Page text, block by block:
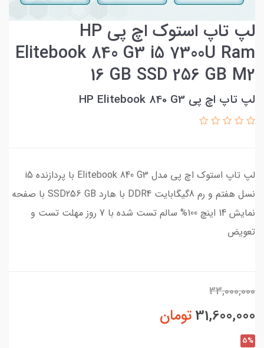
لپ تاپ استوک اچ پی HP
Elitebook 840 G3 i5 7300U Ram
16 GB SSD 256 GB M2
لپ تاپ اچ پی HP Elitebook 840 G3
لپ تاپ استوک اچ پی مدل Elitebook 840 G3 با پردازنده i5
نسل هفتم و رم 8گیگابایت DDR4 با هارد SSD256 GB با صفحه
نمایش 14 اینچ 100% سالم تست شده با 7 روز مهلت تست و
تعویض
33,000,000
31,600,000تومان
5%